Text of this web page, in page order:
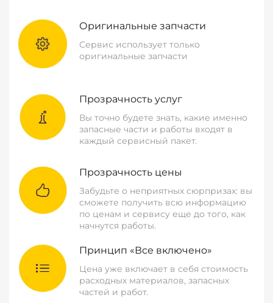
Оригинальные запчасти
Сервис использует только
оригинальные запчасти
Прозрачность услуг
Вы точно будете знать, какие именно
запасные части и работы входят в
каждый сервисный пакет.
Прозрачность цены
Забудьте о неприятных сюрпризах: вы
сможете получить всю информацию
по ценам и сервису еще до того, как
начнутся работы.
Принцип «Все включено»
Цена уже включает в себя стоимость
расходных материалов, запасных
частей и работ.